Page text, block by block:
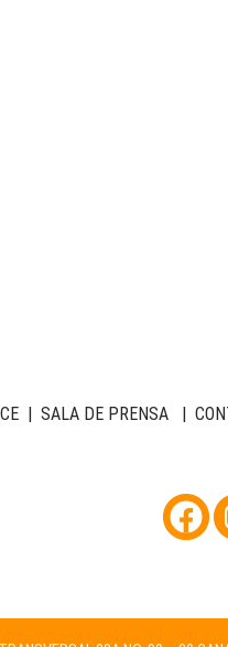
| SALA DE PRENSA |